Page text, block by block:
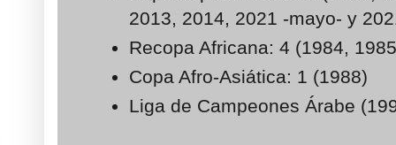
2013, 2014, 2021 -mayo- y
Recopa Africana: 4 (1984,
Copa Afro-Asiática: 1 (1988)
Liga de Campeones Árabe